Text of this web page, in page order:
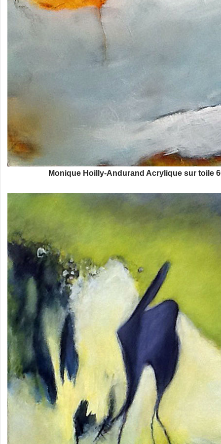
Monique Hoilly-Andurand Acrylique sur toile